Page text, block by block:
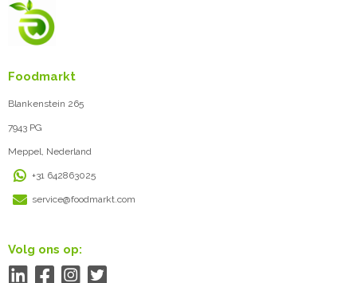
Foodmarkt
Blankenstein 265
7943 PG
Meppel, Nederland
+31 642863025
service@foodmarkt.com
Volg ons op: